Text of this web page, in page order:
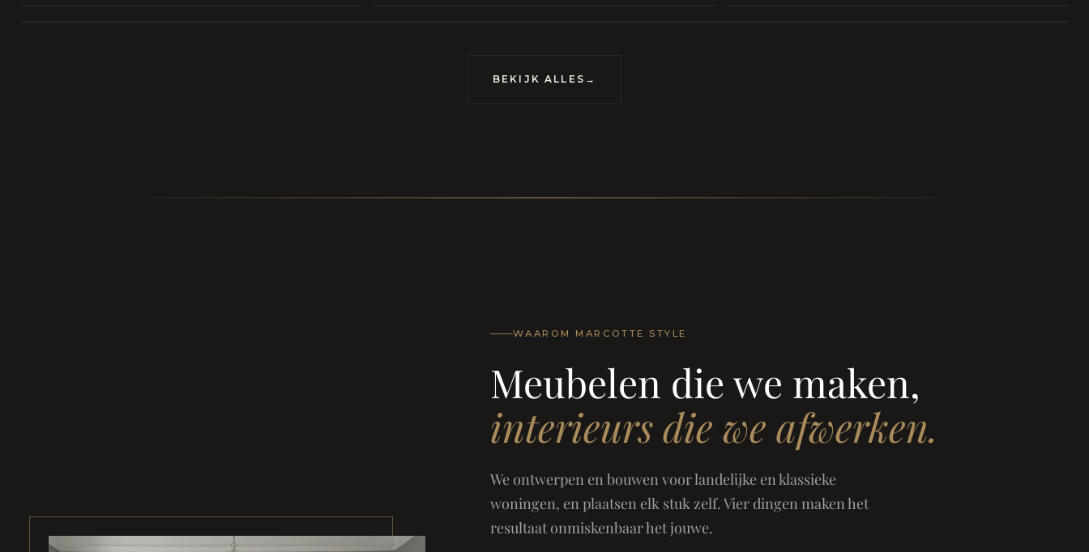
BEKIJK ALLES →
WAAROM MARCOTTE STYLE
Meubelen die we maken,
interieurs die we afwerken.
We ontwerpen en bouwen voor landelijke en klassieke
woningen, en plaatsen elk stuk zelf. Vier dingen maken het
resultaat onmiskenbaar het jouwe.